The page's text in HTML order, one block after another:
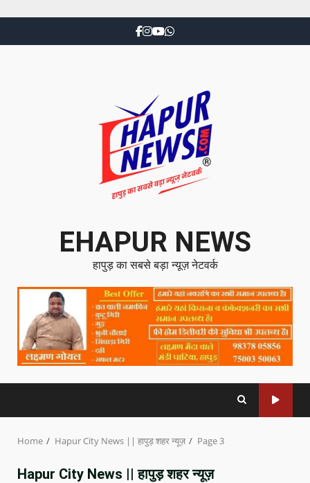
EHAPUR NEWS
हापुड़ का सबसे बड़ा न्यूज़ नेटवर्क
Home Hapur City News || हापुड़ शहर न्यूज़ Page 3
Hapur City News || हापुड़ शहर न्यूज़